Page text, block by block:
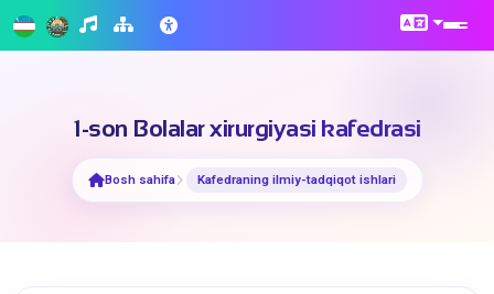
1-son Bolalar xirurgiyasi kafedrasi
Bosh sahifa Kafedraning ilmiy-tadqiqot ishlari